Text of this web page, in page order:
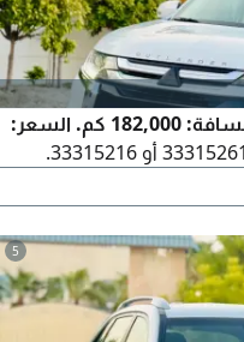
ميتسوبيشي أوتلاندر 2017. عداد المسافة: 182,000 كم. السعر:
5